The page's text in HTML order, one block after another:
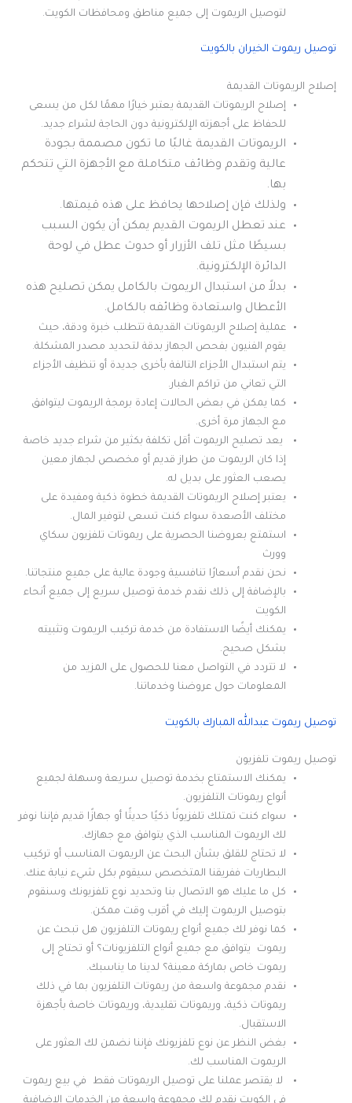
لتوصيل الريموت إلى جميع مناطق ومحافظات الكويت.
توصيل ريموت الخيران بالكويت
إصلاح الريموتات القديمة
إصلاح الريموتات القديمة يعتبر خيارًا مهمًا لكل من يسعى
للحفاظ على أجهزته الإلكترونية دون الحاجة لشراء جديد.
الريموتات القديمة غالبًا ما تكون مصممة بجودة
عالية وتقدم وظائف متكاملة مع الأجهزة التي تتحكم
بها.
ولذلك فإن إصلاحها يحافظ على هذه قيمتها.
عند تعطل الريموت القديم يمكن أن يكون السبب
بسيطًا مثل تلف الأزرار أو حدوث عطل في لوحة
الدائرة الإلكترونية.
بدلاً من استبدال الريموت بالكامل يمكن تصليح هذه
الأعطال واستعادة وظائفه بالكامل.
عملية إصلاح الريموتات القديمة تتطلب خبرة ودقة، حيث
يقوم الفنيون بفحص الجهاز بدقة لتحديد مصدر المشكلة.
يتم استبدال الأجزاء التالفة بأخرى جديدة أو تنظيف الأجزاء
التي تعاني من تراكم الغبار.
كما يمكن في بعض الحالات إعادة برمجة الريموت ليتوافق
مع الجهاز مرة أخرى.
يعد تصليح الريموت أقل تكلفة بكثير من شراء جديد خاصة
إذا كان الريموت من طراز قديم أو مخصص لجهاز معين
يصعب العثور على بديل له.
يعتبر إصلاح الريموتات القديمة خطوة ذكية ومفيدة على
مختلف الأصعدة سواء كنت تسعى لتوفير المال.
استمتع بعروضنا الحصرية على ريموتات تلفزيون سكاي
وورث
نحن نقدم أسعارًا تنافسية وجودة عالية على جميع منتجاتنا.
بالإضافة إلى ذلك نقدم خدمة توصيل سريع إلى جميع أنحاء
الكويت
يمكنك أيضًا الاستفادة من خدمة تركيب الريموت وتثبيته
بشكل صحيح.
لا تتردد في التواصل معنا للحصول على المزيد من
المعلومات حول عروضنا وخدماتنا.
توصيل ريموت عبدالله المبارك بالكويت
توصيل ريموت تلفزيون
يمكنك الاستمتاع بخدمة توصيل سريعة وسهلة لجميع
أنواع ريموتات التلفزيون.
سواء كنت تمتلك تلفزيونًا ذكيًا حديثًا أو جهازًا قديم فإننا نوفر
لك الريموت المناسب الذي يتوافق مع جهازك.
لا تحتاج للقلق بشأن البحث عن الريموت المناسب أو تركيب
البطاريات ففريقنا المتخصص سيقوم بكل شيء نيابة عنك.
كل ما عليك هو الاتصال بنا وتحديد نوع تلفزيونك وسنقوم
بتوصيل الريموت إليك في أقرب وقت ممكن.
كما نوفر لك جميع أنواع ريموتات التلفزيون هل تبحث عن
ريموت يتوافق مع جميع أنواع التلفزيونات؟ أو تحتاج إلى
ريموت خاص بماركة معينة؟ لدينا ما يناسبك.
نقدم مجموعة واسعة من ريموتات التلفزيون بما في ذلك
ريموتات ذكية، وريموتات تقليدية، وريموتات خاصة بأجهزة
الاستقبال.
بغض النظر عن نوع تلفزيونك فإننا نضمن لك العثور على
الريموت المناسب لك.
لا يقتصر عملنا على توصيل الريموتات فقط في بيع ريموت
فى الكويت نقدم لك مجموعة واسعة من الخدمات الإضافية